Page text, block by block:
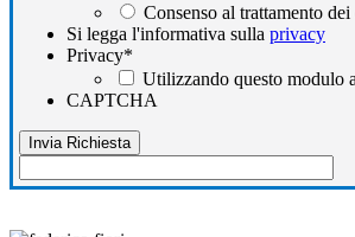
Consenso al trattamento
Si legga l'informativa sulla privacy
Privacy*
Utilizzando questo modulo
CAPTCHA